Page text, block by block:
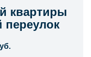
квартиры